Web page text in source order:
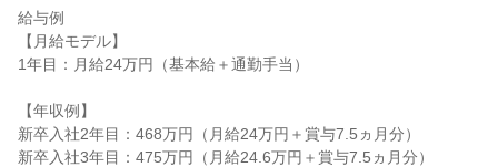
給与例
【月給モデル】
1年目：月給24万円（基本給＋通勤手当）
【年収例】
新卒入社2年目：468万円（月給24万円＋賞与7.5ヵ月分）
新卒入社3年目：475万円（月給24.6万円＋賞与7.5ヵ月分）